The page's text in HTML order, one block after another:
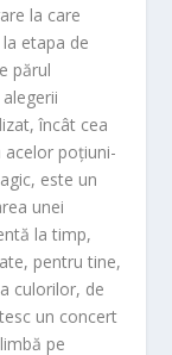
la care
etapa de
părul
încât cea
acelor poțiuni-
este un
unei
la timp,
pentru tine,
culorilor, de
un concert
pe